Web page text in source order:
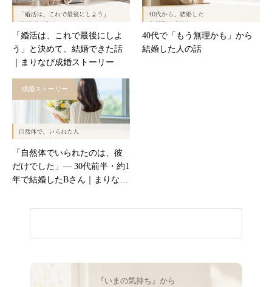
「婚活は、これで最後にしよ
う」と決めて、結婚できた話
｜まりなび成婚ストーリー
40代で「もう無理かも」から
結婚した人の話
成婚ストーリー
「自然体でいられたのは、彼
だけでした」― 30代前半・約1
年で結婚したBさん｜まりなび
『いまの気持ち』から